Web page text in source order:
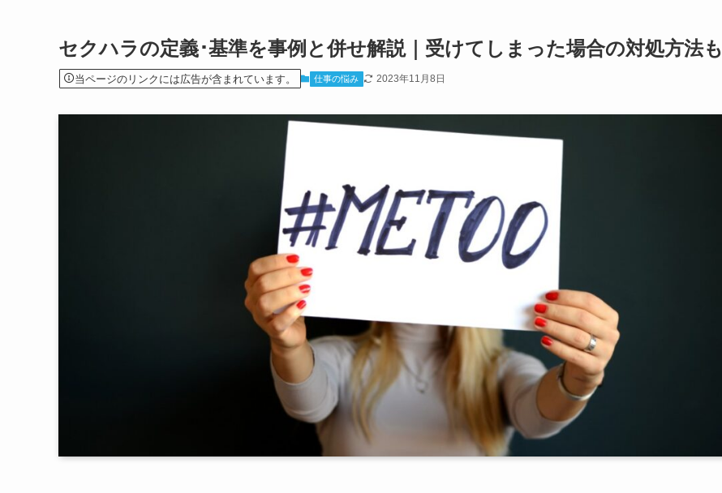
セクハラの定義･基準を事例と併せ解説｜受けてしまった場合の対処方法も
当ページのリンクには広告が含まれています。 仕事の悩み 2023年11月8日